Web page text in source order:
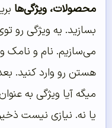
محصولات، ویژگی‌ها
بسازید. یه ویژگی رو
می‌سازیم. نام و
هستن رو وارد کنید.
میگه آیا ویژگی به
یا نه. نیازی نیست